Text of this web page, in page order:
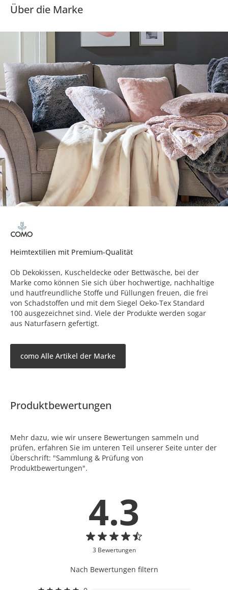
Über die Marke
Heimtextilien mit Premium-Qualität
Ob Dekokissen, Kuscheldecke oder Bettwäsche, bei der
Marke como können Sie sich über hochwertige, nachhaltige
und hautfreundliche Stoffe und Füllungen freuen, die frei
von Schadstoffen und mit dem Siegel Oeko-Tex Standard
100 ausgezeichnet sind. Viele der Produkte werden sogar
aus Naturfasern gefertigt.
como Alle Artikel der Marke
Produktbewertungen
Mehr dazu, wie wir unsere Bewertungen sammeln und
prüfen, erfahren Sie im unteren Teil unserer Seite unter der
Überschrift: "Sammlung & Prüfung von
Produktbewertungen".
4.3
3 Bewertungen
Nach Bewertungen filtern